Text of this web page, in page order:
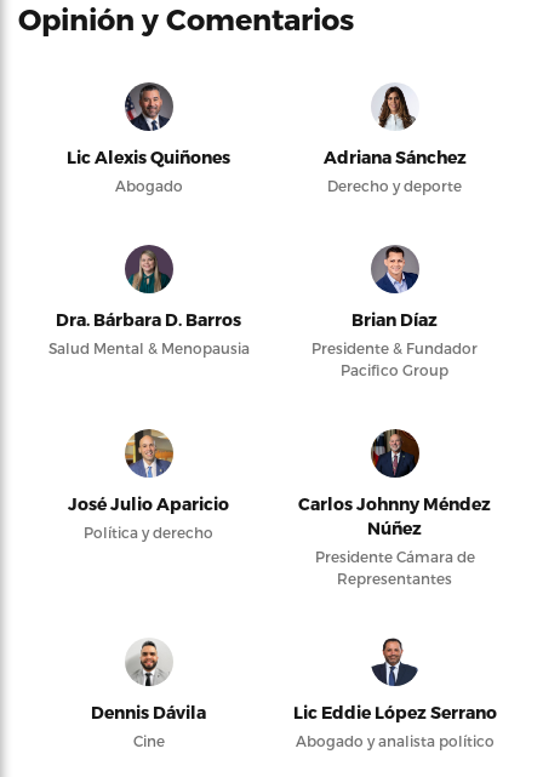
Opinión y Comentarios
Lic Alexis Quiñones
Abogado
Adriana Sánchez
Derecho y deporte
Dra. Bárbara D. Barros
Salud Mental & Menopausia
Brian Díaz
Presidente & Fundador
Pacifico Group
José Julio Aparicio
Política y derecho
Carlos Johnny Méndez
Núñez
Presidente Cámara de
Representantes
Dennis Dávila
Cine
Lic Eddie López Serrano
Abogado y analista político